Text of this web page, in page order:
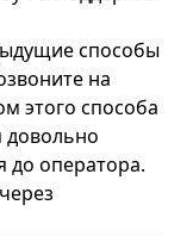
способы
на
этого способа
довольно
до оператора.